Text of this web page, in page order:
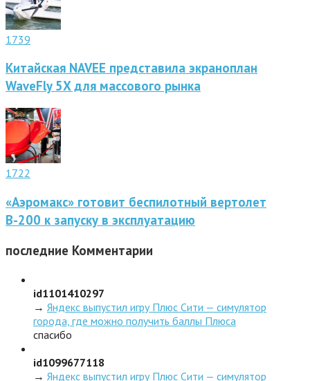
1739
Китайская NAVEE представила экраноплан
WaveFly 5X для массового рынка
1722
«Аэромакс» готовит беспилотный вертолет
В-200 к запуску в эксплуатацию
последние Комментарии
id1101410297
→ Яндекс выпустил игру Плюс Сити — симулятор
города, где можно получить баллы Плюса
спасибо
id1099677118
→ Яндекс выпустил игру Плюс Сити — симулятор